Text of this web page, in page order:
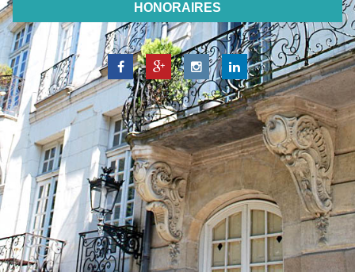
HONORAIRES